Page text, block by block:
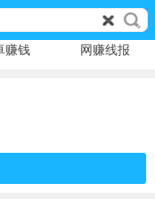
赚钱 网赚线报